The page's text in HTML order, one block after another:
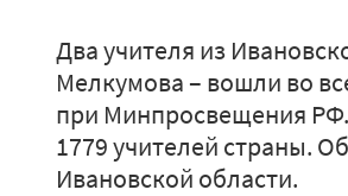
Два учителя из
Мелкумова – вошли во
при Минпросвещения РФ.
1779 учителей страны.
Ивановской области.